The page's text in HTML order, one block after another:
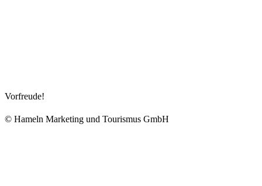
Vorfreude!
© Hameln Marketing und Tourismus GmbH